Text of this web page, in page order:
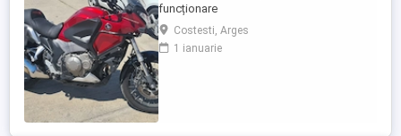
funcționare
Costesti, Arges
1 ianuarie